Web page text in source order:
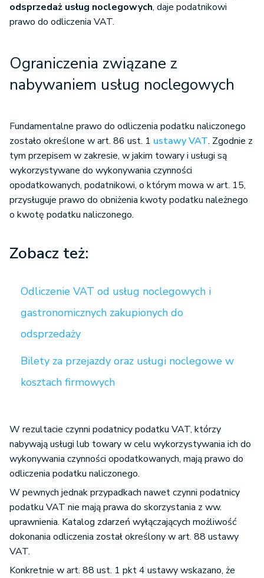
odsprzedaż usług noclegowych, daje podatnikowi
prawo do odliczenia VAT.
Ograniczenia związane z
nabywaniem usług noclegowych
Fundamentalne prawo do odliczenia podatku naliczonego
zostało określone w art. 86 ust. 1 ustawy VAT. Zgodnie z
tym przepisem w zakresie, w jakim towary i usługi są
wykorzystywane do wykonywania czynności
opodatkowanych, podatnikowi, o którym mowa w art. 15,
przysługuje prawo do obniżenia kwoty podatku należnego
o kwotę podatku naliczonego.
Zobacz też:
Odliczenie VAT od usług noclegowych i
gastronomicznych zakupionych do
odsprzedaży
Bilety za przejazdy oraz usługi noclegowe w
kosztach firmowych
W rezultacie czynni podatnicy podatku VAT, którzy
nabywają usługi lub towary w celu wykorzystywania ich do
wykonywania czynności opodatkowanych, mają prawo do
odliczenia podatku naliczonego.
W pewnych jednak przypadkach nawet czynni podatnicy
podatku VAT nie mają prawa do skorzystania z ww.
uprawnienia. Katalog zdarzeń wyłączających możliwość
dokonania odliczenia został określony w art. 88 ustawy
VAT.
Konkretnie w art. 88 ust. 1 pkt 4 ustawy wskazano, że